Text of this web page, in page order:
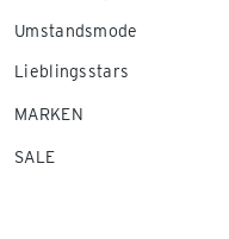
Umstandsmode
Lieblingsstars
MARKEN
SALE